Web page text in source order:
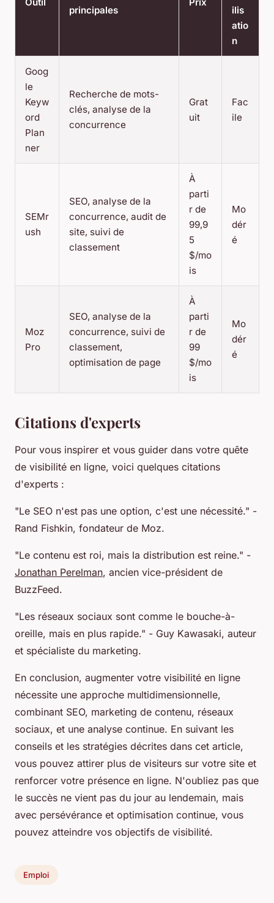
principales
ilis
atio
n
Goog
le
Keyw
ord
Plan
ner
Recherche de mots-
clés, analyse de la
concurrence
Grat
uit
Fac
ile
SEMr
ush
SEO, analyse de la
concurrence, audit de
site, suivi de
classement
À
parti
r de
99,9
5
$/mo
is
Mo
dér
é
Moz
Pro
SEO, analyse de la
concurrence, suivi de
classement,
optimisation de page
À
parti
r de
99
$/mo
is
Mo
dér
é
Citations d'experts
Pour vous inspirer et vous guider dans votre quête
de visibilité en ligne, voici quelques citations
d'experts :
"Le SEO n'est pas une option, c'est une nécessité." -
Rand Fishkin, fondateur de Moz.
"Le contenu est roi, mais la distribution est reine." -
Jonathan Perelman, ancien vice-président de
BuzzFeed.
"Les réseaux sociaux sont comme le bouche-à-
oreille, mais en plus rapide." - Guy Kawasaki, auteur
et spécialiste du marketing.
En conclusion, augmenter votre visibilité en ligne
nécessite une approche multidimensionnelle,
combinant SEO, marketing de contenu, réseaux
sociaux, et une analyse continue. En suivant les
conseils et les stratégies décrites dans cet article,
vous pouvez attirer plus de visiteurs sur votre site et
renforcer votre présence en ligne. N'oubliez pas que
le succès ne vient pas du jour au lendemain, mais
avec persévérance et optimisation continue, vous
pouvez atteindre vos objectifs de visibilité.
Emploi